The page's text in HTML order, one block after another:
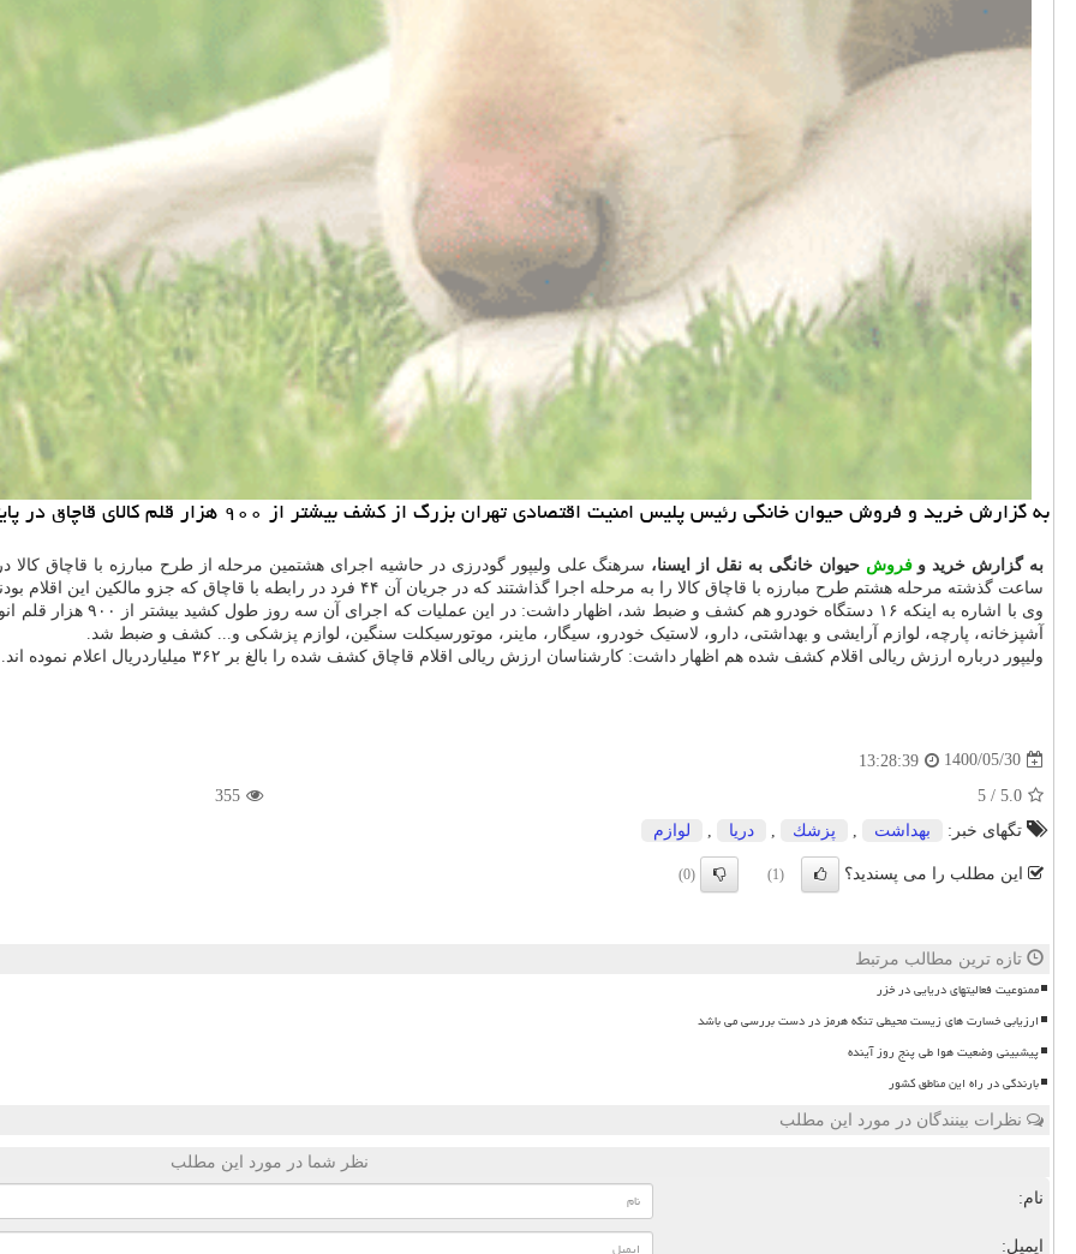
به گزارش خرید و فروش حیوان خانگی رئیس پلیس امنیت اقتصادی تهران بزرگ از کشف بیشتر از ۹۰۰ هزار قلم کالای قاچاق در پایتخت اطلاع داد.
به گزارش خرید وفروش حیوان خانگی به نقل از ایسنا،
ساعت گذشته مرحله هشتم طرح مبارزه با قاچاق کالا را به مرحله اجرا گذاشتند که در جریان آن ۴۴ فرد در رابطه با قاچاق که جزو مالکین این اقلام بودند دستگیر شدند.
وی با اشاره به اینکه ۱۶ دستگاه خودرو هم کشف و ضبط شد، اظهار داشت: در این عملیات که اجرای آن سه روز طول کشید بیشتر از ۹۰۰ هزار قلم انواع
آشپزخانه، پارچه، لوازم آرایشی و بهداشتی، دارو، لاستیک خودرو، سیگار، ماینر، موتورسیکلت سنگین، لوازم پزشکی و... کشف و ضبط شد.
ولیپور درباره ارزش ریالی اقلام کشف شده هم اظهار داشت: کارشناسان ارزش ریالی اقلام قاچاق کشف شده را بالغ بر ۳۶۲ میلیاردریال اعلام نموده اند.
1400/05/30
13:28:39
5.0
/
5
355
تگهای خبر:
بهداشت پزشك دریا لوازم
این مطلب را می پسندید؟ (1)
(0)
تازه ترین مطالب مرتبط
ممنوعیت فعالیتهای دریایی در خزر
ارزیابی خسارت های زیست محیطی تنگه هرمز در دست بررسی می باشد
پیشبینی وضعیت هوا طی پنج روز آینده
بارندگی در راه این مناطق کشور
نظرات بینندگان در مورد این مطلب
نظر شما در مورد این مطلب
نام:
ایمیل: